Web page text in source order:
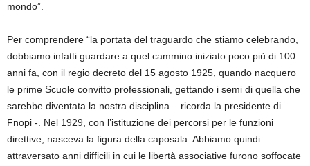
mondo”.
Per comprendere “la portata del traguardo che stiamo celebrando,
dobbiamo infatti guardare a quel cammino iniziato poco più di 100
anni fa, con il regio decreto del 15 agosto 1925, quando nacquero
le prime Scuole convitto professionali, gettando i semi di quella che
sarebbe diventata la nostra disciplina – ricorda la presidente di
Fnopi -. Nel 1929, con l’istituzione dei percorsi per le funzioni
direttive, nasceva la figura della caposala. Abbiamo quindi
attraversato anni difficili in cui le libertà associative furono soffocate